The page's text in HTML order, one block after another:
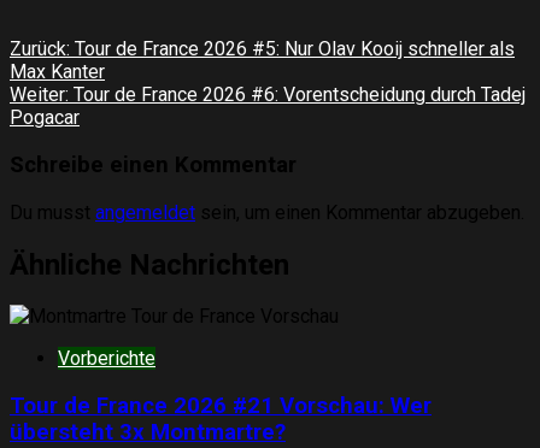
Beitragsnavigation
Zurück: Tour de France 2026 #5: Nur Olav Kooij schneller als
Max Kanter
Weiter: Tour de France 2026 #6: Vorentscheidung durch Tadej
Pogacar
Schreibe einen Kommentar
Du musst angemeldet sein, um einen Kommentar abzugeben.
Ähnliche Nachrichten
Vorberichte
Tour de France 2026 #21 Vorschau: Wer
übersteht 3x Montmartre?